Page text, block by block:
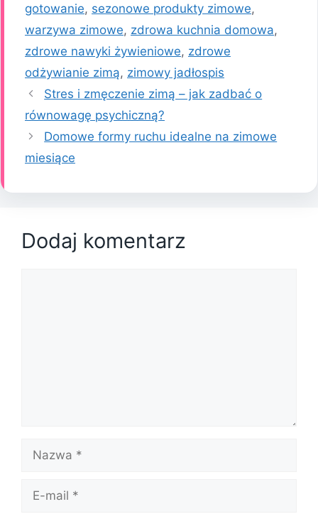
gotowanie, sezonowe produkty zimowe,
warzywa zimowe, zdrowa kuchnia domowa,
zdrowe nawyki żywieniowe, zdrowe
odżywianie zimą, zimowy jadłospis
Stres i zmęczenie zimą – jak zadbać o
równowagę psychiczną?
Domowe formy ruchu idealne na zimowe
miesiące
Dodaj komentarz
mail